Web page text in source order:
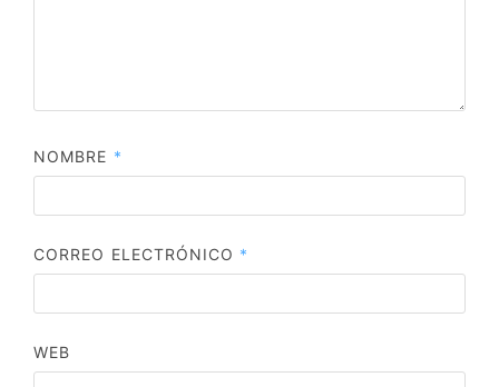
NOMBRE *
CORREO ELECTRÓNICO *
WEB